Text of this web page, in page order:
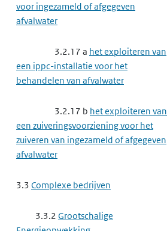
voor ingezameld of afgegeven
afvalwater
3.2.17 a het exploiteren van
een ippc-installatie voor het
behandelen van afvalwater
3.2.17 b het exploiteren van
een zuiveringsvoorziening voor het
zuiveren van ingezameld of afgegeven
afvalwater
3.3 Complexe bedrijven
3.3.2 Grootschalige